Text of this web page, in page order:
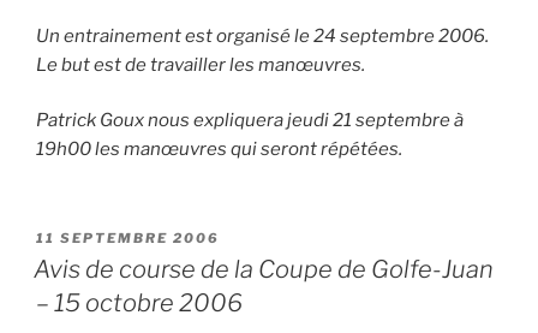
Un entrainement est organisé le 24 septembre 2006.
Le but est de travailler les manœuvres.
Patrick Goux nous expliquera jeudi 21 septembre à
19h00 les manœuvres qui seront répétées.
PUBLIÉ
LE
11 SEPTEMBRE 2006
Avis de course de la Coupe de Golfe-Juan
– 15 octobre 2006